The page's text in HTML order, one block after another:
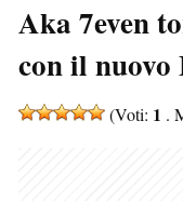
Aka 7even
con il nuovo
(Voti: 1 .